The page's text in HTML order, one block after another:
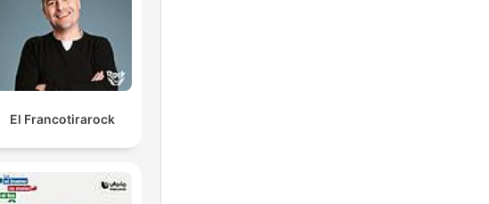
El Francotirarock